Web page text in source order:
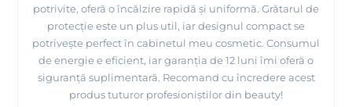
potrivite, oferă o încălzire rapidă și uniformă. Grătarul de
protecție este un plus util, iar designul compact se
potrivește perfect în cabinetul meu cosmetic. Consumul
de energie e eficient, iar garanția de 12 luni îmi oferă o
siguranță suplimentară. Recomand cu încredere acest
produs tuturor profesioniștilor din beauty!